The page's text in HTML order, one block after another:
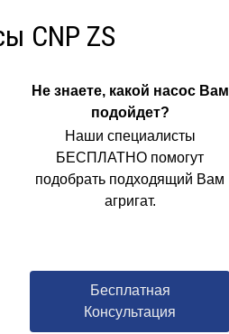
CNP ZS
Не знаете, какой насос Вам
подойдет?
Наши специалисты
БЕСПЛАТНО помогут
подобрать подходящий Вам
агригат.
Бесплатная
Консультация